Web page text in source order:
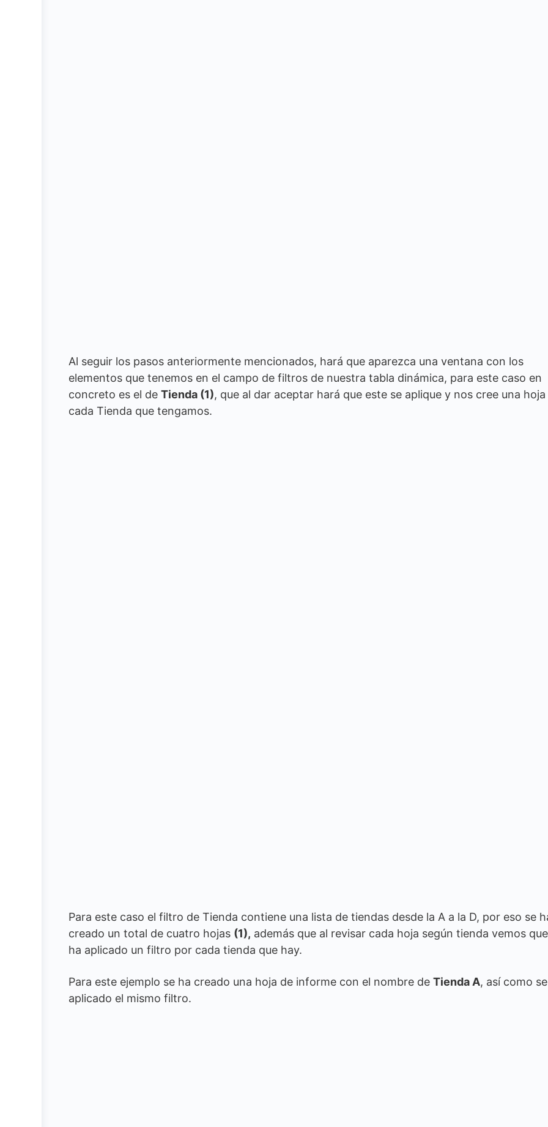
Al seguir los pasos anteriormente mencionados, hará que aparezca una ventana con los
elementos que tenemos en el campo de filtros de nuestra tabla dinámica, para este caso en
concreto es el de Tienda (1), que al dar aceptar hará que este se aplique y nos cree una
cada Tienda que tengamos.
Para este caso el filtro de Tienda contiene una lista de tiendas desde la A a la D, por eso se
creado un total de cuatro hojas (1), además que al revisar cada hoja según tienda vemos
ha aplicado un filtro por cada tienda que hay.
Para este ejemplo se ha creado una hoja de informe con el nombre de Tienda A, así como
aplicado el mismo filtro.